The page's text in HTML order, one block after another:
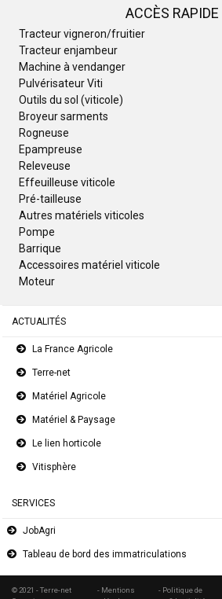
ACCÈS RAPIDE
Tracteur vigneron/fruitier
Tracteur enjambeur
Machine à vendanger
Pulvérisateur Viti
Outils du sol (viticole)
Broyeur sarments
Rogneuse
Epampreuse
Releveuse
Effeuilleuse viticole
Pré-tailleuse
Autres matériels viticoles
Pompe
Barrique
Accessoires matériel viticole
Moteur
ACTUALITÉS
La France Agricole
Terre-net
Matériel Agricole
Matériel & Paysage
Le lien horticole
Vitisphère
SERVICES
JobAgri
Tableau de bord des immatriculations
© 2021 - Terre-net
- Mentions
- Politique de